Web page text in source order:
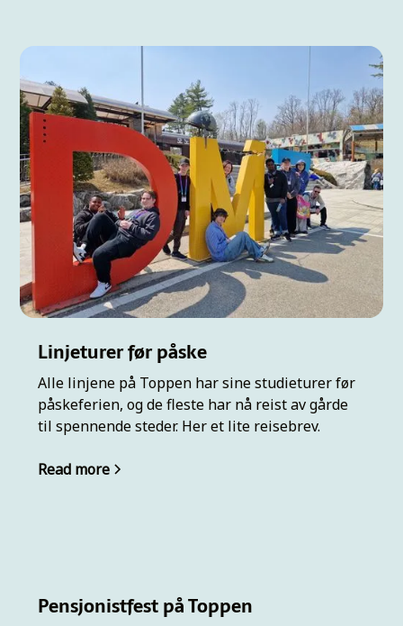
Linjeturer før påske
Alle linjene på Toppen har sine studieturer før
påskeferien, og de fleste har nå reist av gårde
til spennende steder. Her et lite reisebrev.
Read more
Pensjonistfest på Toppen